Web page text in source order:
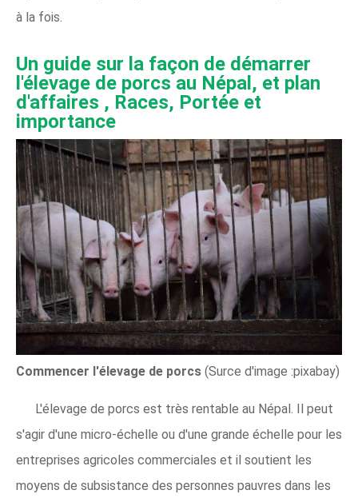
à la fois.
Un guide sur la façon de démarrer
l'élevage de porcs au Népal, et plan
d'affaires , Races, Portée et
importance
Commencer l'élevage de porcs (Surce d'image :pixabay)
L'élevage de porcs est très rentable au Népal. Il peut
s'agir d'une micro-échelle ou d'une grande échelle pour les
entreprises agricoles commerciales et il soutient les
moyens de subsistance des personnes pauvres dans les